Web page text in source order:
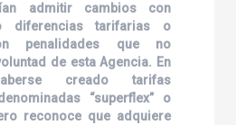
admitir cambios con
diferencias tarifarias o
penalidades que no
de esta Agencia. En
creado tarifas
“superflex” o
reconoce que adquiere